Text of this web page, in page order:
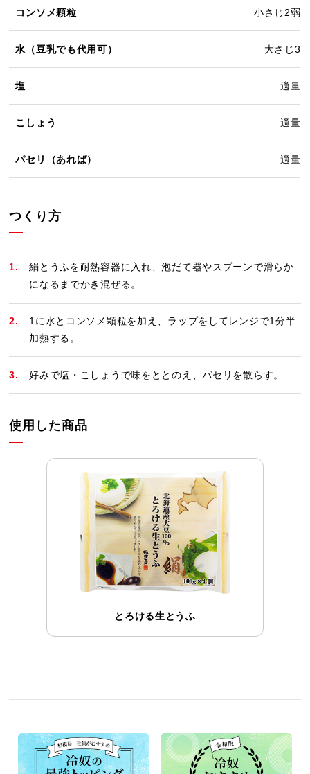
コンソメ顆粒 小さじ2弱
水（豆乳でも代用可） 大さじ3
塩 適量
こしょう 適量
パセリ（あれば） 適量
つくり方
絹とうふを耐熱容器に入れ、泡だて器やスプーンで滑らか
になるまでかき混ぜる。
1に水とコンソメ顆粒を加え、ラップをしてレンジで1分半
加熱する。
好みで塩・こしょうで味をととのえ、パセリを散らす。
使用した商品
とろける生とうふ